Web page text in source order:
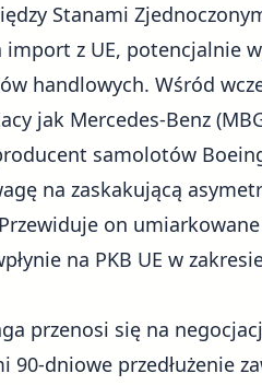
Stanami
z UE, potencjalnie
handlowych. Wśród
jak Mercedes-Benz
samolotów
na zaskakującą
on
na PKB UE w
przenosi się na
dniowe przedłużenie